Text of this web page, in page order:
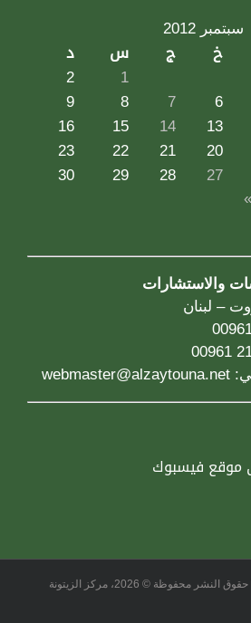
سبتمبر 2012
خ ج س د
1
2
6
7
8
9
13
14
15
16
20
21
22
23
27
28
29
30
والاستشارات
webmaster@alzaytouna.net
موقع فيسبوك
حقوق النشر محفوظة © 2026، مركز الزيتونة